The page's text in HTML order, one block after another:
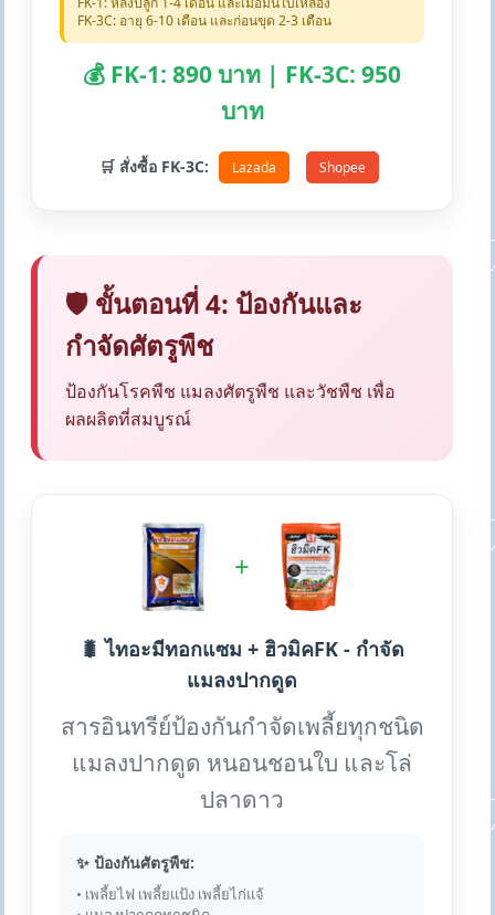
FK-3C: อายุ 6-10 เดือน และก่อนขุด 2-3 เดือน
💰 FK-1: 890 บาท | FK-3C: 950
บาท
🛒 สั่งซื้อ FK-3C: Lazada Shopee
🛡️ ขั้นตอนที่ 4: ป้องกันและ
กำจัดศัตรูพืช
ป้องกันโรคพืช แมลงศัตรูพืช และวัชพืช เพื่อ
ผลผลิตที่สมบูรณ์
+
🐛 ไทอะมีทอกแซม + ฮิวมิคFK - กำจัด
แมลงปากดูด
สารอินทรีย์ป้องกันกำจัดเพลี้ยทุกชนิด
แมลงปากดูด หนอนชอนใบ และโล่
ปลาดาว
✨ ป้องกันศัตรูพืช:
• เพลี้ยไฟ เพลี้ยแป้ง เพลี้ยไก่แจ้